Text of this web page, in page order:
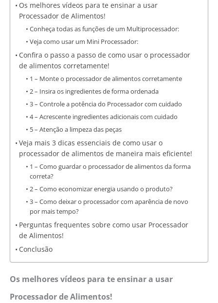
Os melhores vídeos para te ensinar a usar
Processador de Alimentos!
Conheça todas as funções de um Multiprocessador:
Veja como usar um Mini Processador:
Confira o passo a passo de como usar o processador
de alimentos corretamente!
1 – Monte o processador de alimentos corretamente
2 – Insira os ingredientes de forma ordenada
3 – Controle a potência do Processador com cuidado
4 – Acrescente ingredientes adicionais com cuidado
5 – Atenção a limpeza das peças
Veja mais 3 dicas essenciais de como usar o
processador de alimentos de maneira mais eficiente!
1 – Como guardar o processador de alimentos da forma
correta?
2 – Como economizar energia usando o produto?
3 – Como deixar o processador com aparência de novo
por mais tempo?
Perguntas frequentes sobre como usar Processador
de Alimentos!
Conclusão
Os melhores vídeos para te ensinar a usar
Processador de Alimentos!